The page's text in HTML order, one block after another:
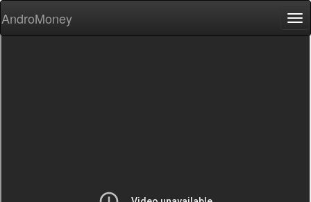
AndroMoney